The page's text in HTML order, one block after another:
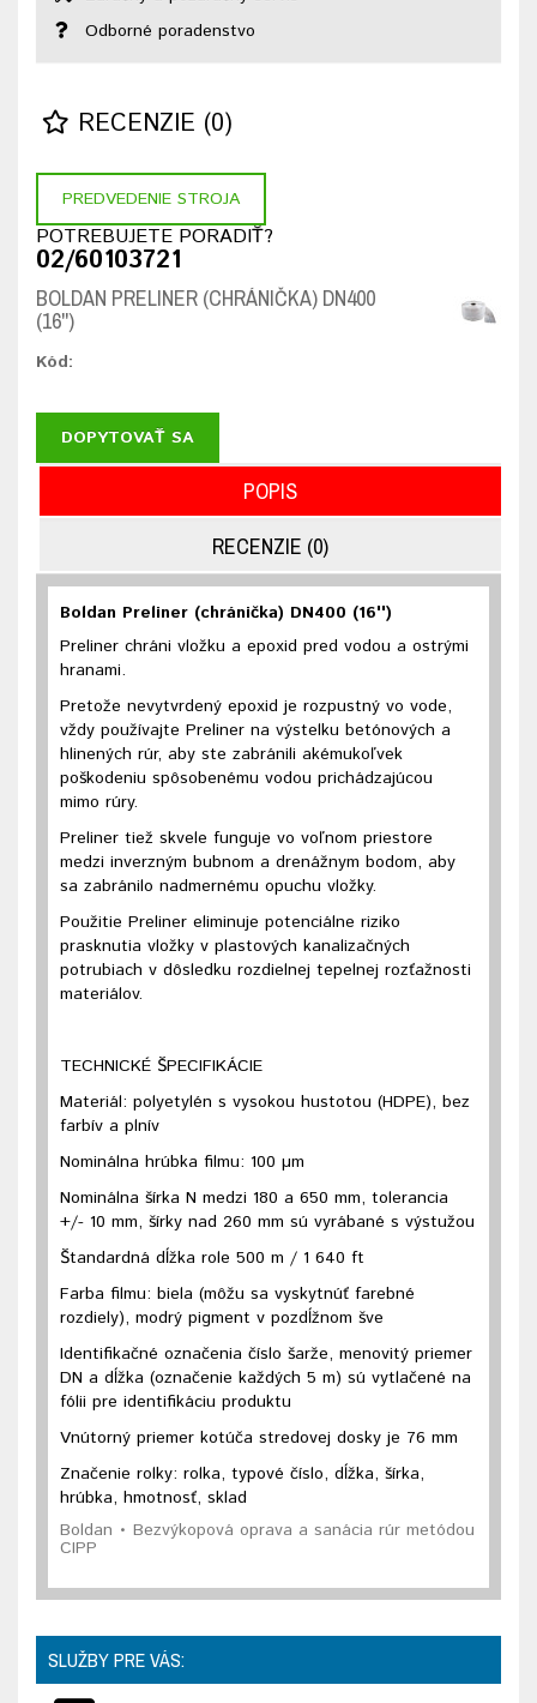
Odborné poradenstvo
RECENZIE (0)
PREDVEDENIE STROJA
POTREBUJETE PORADIŤ?
02/60103721
BOLDAN PRELINER (CHRÁNIČKA) DN400
(16'')
Kód:
DOPYTOVAŤ SA
POPIS
RECENZIE (0)
Boldan Preliner (chránička) DN400 (16'')
Preliner chráni vložku a epoxid pred vodou a ostrými
hranami.
Pretože nevytvrdený epoxid je rozpustný vo vode,
vždy používajte Preliner na výstelku betónových a
hlinených rúr, aby ste zabránili akémukoľvek
poškodeniu spôsobenému vodou prichádzajúcou
mimo rúry.
Preliner tiež skvele funguje vo voľnom priestore
medzi inverzným bubnom a drenážnym bodom, aby
sa zabránilo nadmernému opuchu vložky.
Použitie Preliner eliminuje potenciálne riziko
prasknutia vložky v plastových kanalizačných
potrubiach v dôsledku rozdielnej tepelnej rozťažnosti
materiálov.
TECHNICKÉ ŠPECIFIKÁCIE
Materiál: polyetylén s vysokou hustotou (HDPE), bez
farbív a plnív
Nominálna hrúbka filmu: 100 µm
Nominálna šírka N medzi 180 a 650 mm, tolerancia
+/- 10 mm, šírky nad 260 mm sú vyrábané s výstužou
Štandardná dĺžka role 500 m / 1 640 ft
Farba filmu: biela (môžu sa vyskytnúť farebné
rozdiely), modrý pigment v pozdĺžnom šve
Identifikačné označenia číslo šarže, menovitý priemer
DN a dĺžka (označenie každých 5 m) sú vytlačené na
fólii pre identifikáciu produktu
Vnútorný priemer kotúča stredovej dosky je 76 mm
Značenie rolky: rolka, typové číslo, dĺžka, šírka,
hrúbka, hmotnosť, sklad
Boldan • Bezvýkopová oprava a sanácia rúr metódou
CIPP
SLUŽBY PRE VÁS: